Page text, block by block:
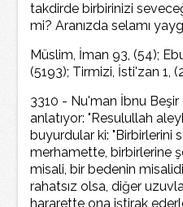
takdirde birbirinizi
mi? Aranızda selamı
Müslim, İman 93, (54);
(5193); Tirmizi, İsti'zan 1,
3310 - Nu'man İbnu Beşir
anlatıyor: "Resulullah
buyurdular ki: "Birbirlerini
merhamette, birbirlerine
misali, bir bedenin
rahatsız olsa, diğer
hararette ona iştirak